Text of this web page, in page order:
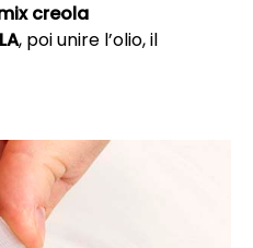
creola
, poi unire l’olio, il